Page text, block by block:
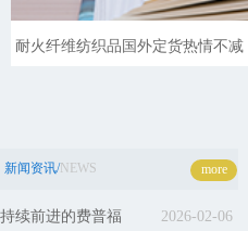
耐火纤维纺织品国外定货热情不减
2026-02-06
持续前进的费普福
新闻资讯/NEWS more